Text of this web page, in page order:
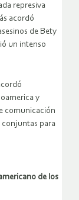
represiva
acordó
de Bety
un intenso
y
comunicación
conjuntas para
de los